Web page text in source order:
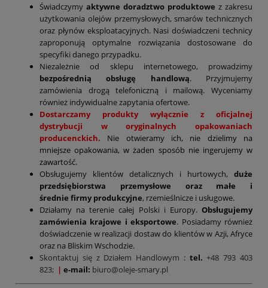
Świadczymy aktywne doradztwo produktowe z zakresu
użytkowania olejów przemysłowych, smarów technicznych
oraz płynów eksploatacyjnych. Nasi doświadczeni technicy
zaproponują optymalne rozwiązania dostosowane do
specyfiki danego przypadku.
Niezależnie od sklepu internetowego, prowadzimy
bezpośrednią obsługę handlową. Przyjmujemy
zamówienia drogą telefoniczną i mailową. Wyceniamy
również indywidualne zapytania ofertowe.
Dostarczamy produkty wyłącznie z oficjalnej
dystrybucji w oryginalnych opakowaniach
producenckich. Nie otwieramy ich, nie dzielimy na
mniejsze opakowania, w żaden sposób nie ingerujemy w
zawartość.
Obsługujemy klientów detalicznych i hurtowych, duże
przedsiębiorstwa przemysłowe oraz małe i
średnie firmy produkcyjne, rzemieślnicze i usługowe.
Działamy na terenie całej Polski i Europy. Obsługujemy
zamówienia krajowe i eksportowe. Posiadamy również
doświadczenie w realizacji dostaw do klientów w Azji, Afryce
oraz na Bliskim Wschodzie.
Skontaktuj się z Działem Handlowym : tel.+48 793 403
823; | e-mail: biuro@oleje-smary.pl